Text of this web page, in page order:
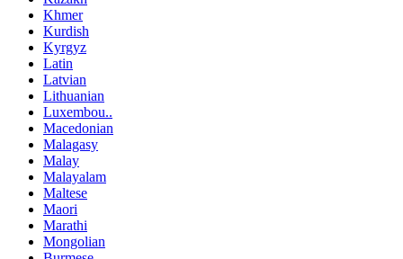
Khmer
Kurdish
Kyrgyz
Latin
Latvian
Lithuanian
Luxembou..
Macedonian
Malagasy
Malay
Malayalam
Maltese
Maori
Marathi
Mongolian